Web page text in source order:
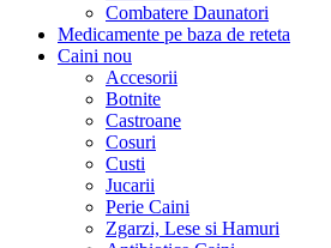
Combatere Daunatori
Medicamente pe baza de reteta
Caini nou
Accesorii
Botnite
Castroane
Cosuri
Custi
Jucarii
Perie Caini
Zgarzi, Lese si Hamuri